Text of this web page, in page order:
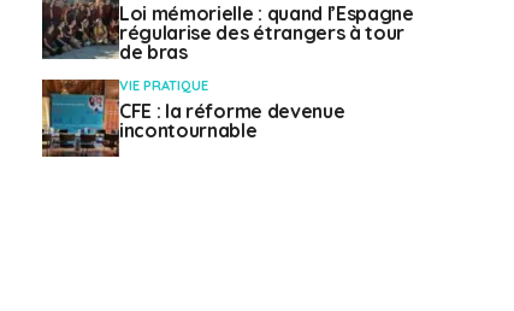
Loi mémorielle : quand l’Espagne
régularise des étrangers à tour
de bras
VIE PRATIQUE
CFE : la réforme devenue
incontournable